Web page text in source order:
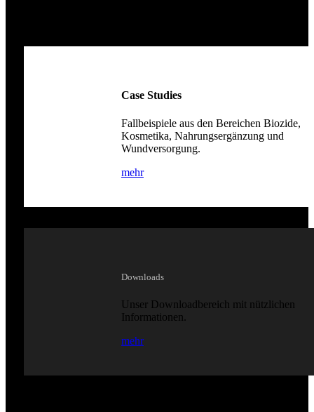
Case Studies
Fallbeispiele aus den Bereichen Biozide,
Kosmetika, Nahrungsergänzung und
Wundversorgung.
mehr
Downloads
Unser Downloadbereich mit nützlichen
Informationen.
mehr